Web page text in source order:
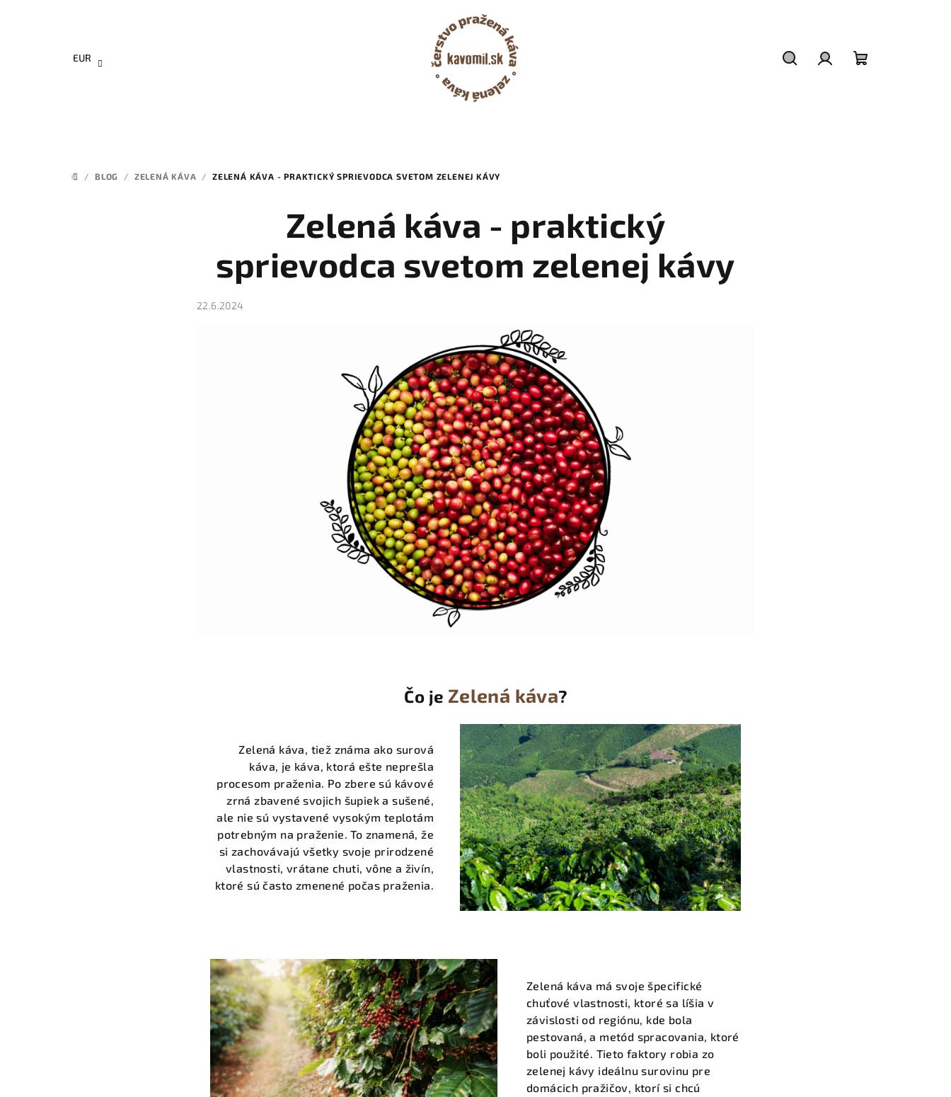
EUR
DOMOV
/ BLOG / ZELENÁ KÁVA / ZELENÁ KÁVA - PRAKTICKÝ SPRIEVODCA SVETOM ZELENEJ KÁVY
Zelená káva - praktický
sprievodca svetom zelenej kávy
22.6.2024
Čo je Zelená káva?
Zelená káva, tiež známa ako surová
káva, je káva, ktorá ešte neprešla
procesom praženia. Po zbere sú kávové
zrná zbavené svojich šupiek a sušené,
ale nie sú vystavené vysokým teplotám
potrebným na praženie. To znamená, že
si zachovávajú všetky svoje prirodzené
vlastnosti, vrátane chuti, vône a živín,
ktoré sú často zmenené počas praženia.
Zelená káva má svoje špecifické
chuťové vlastnosti, ktoré sa líšia v
závislosti od regiónu, kde bola
pestovaná, a metód spracovania, ktoré
boli použité. Tieto faktory robia zo
zelenej kávy ideálnu surovinu pre
domácich pražičov, ktorí si chcú